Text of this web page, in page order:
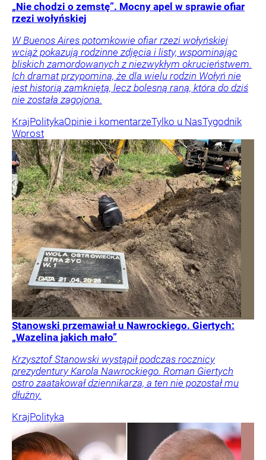
„Nie chodzi o zemstę”. Mocny apel w sprawie ofiar
rzezi wołyńskiej
W Buenos Aires potomkowie ofiar rzezi wołyńskiej
wciąż pokazują rodzinne zdjęcia i listy, wspominając
bliskich zamordowanych z niezwykłym okrucieństwem.
Ich dramat przypomina, że dla wielu rodzin Wołyń nie
jest historią zamkniętą, lecz bolesną raną, która do dziś
nie została zagojona.
KrajPolitykaOpinie i komentarzeTylko u NasTygodnik
Wprost
Stanowski przemawiał u Nawrockiego. Giertych:
„Wazelina jakich mało”
Krzysztof Stanowski wystąpił podczas rocznicy
prezydentury Karola Nawrockiego. Roman Giertych
ostro zaatakował dziennikarza, a ten nie pozostał mu
dłużny.
KrajPolityka